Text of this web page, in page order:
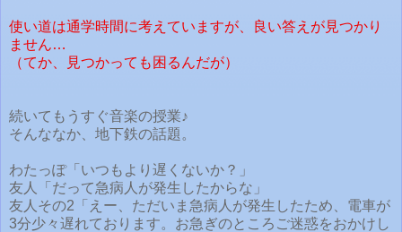
使い道は通学時間に考えていますが、良い答えが見つかり
ません…
（てか、見つかっても困るんだが）
続いてもうすぐ音楽の授業♪
そんななか、地下鉄の話題。
わたっぽ「いつもより遅くないか？」
友人「だって急病人が発生したからな」
友人その2「えー、ただいま急病人が発生したため、電車が
3分少々遅れております。お急ぎのところご迷惑をおかけし